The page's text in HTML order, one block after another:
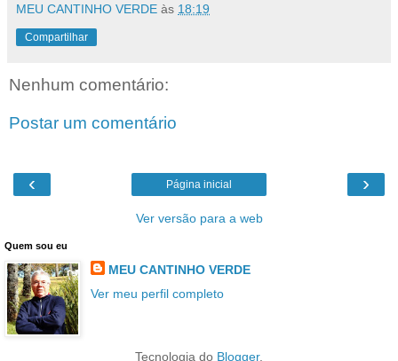
MEU CANTINHO VERDE às 18:19
Compartilhar
Nenhum comentário:
Postar um comentário
‹ ›
Página inicial
Ver versão para a web
Quem sou eu
MEU CANTINHO VERDE
Ver meu perfil completo
Tecnologia do Blogger.